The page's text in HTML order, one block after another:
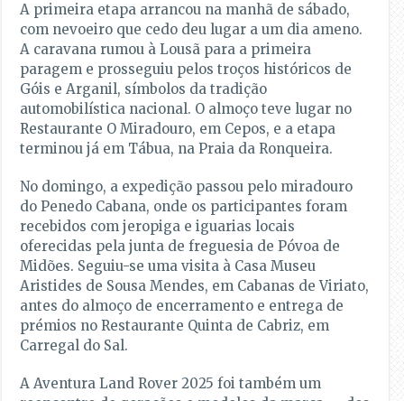
A primeira etapa arrancou na manhã de sábado,
com nevoeiro que cedo deu lugar a um dia ameno.
A caravana rumou à Lousã para a primeira
paragem e prosseguiu pelos troços históricos de
Góis e Arganil, símbolos da tradição
automobilística nacional. O almoço teve lugar no
Restaurante O Miradouro, em Cepos, e a etapa
terminou já em Tábua, na Praia da Ronqueira.
No domingo, a expedição passou pelo miradouro
do Penedo Cabana, onde os participantes foram
recebidos com jeropiga e iguarias locais
oferecidas pela junta de freguesia de Póvoa de
Midões. Seguiu-se uma visita à Casa Museu
Aristides de Sousa Mendes, em Cabanas de Viriato,
antes do almoço de encerramento e entrega de
prémios no Restaurante Quinta de Cabriz, em
Carregal do Sal.
A Aventura Land Rover 2025 foi também um